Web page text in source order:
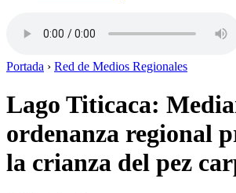
Portada › Red de Medios Regionales
Lago Titicaca:
ordenanza regional
la crianza del pez